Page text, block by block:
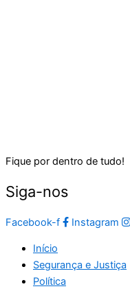
Fique por dentro de tudo!
Siga-nos
Facebook-f Instagram
Início
Segurança e Justiça
Política